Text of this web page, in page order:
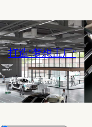
打造“梦想工厂”
克鲁生产基地